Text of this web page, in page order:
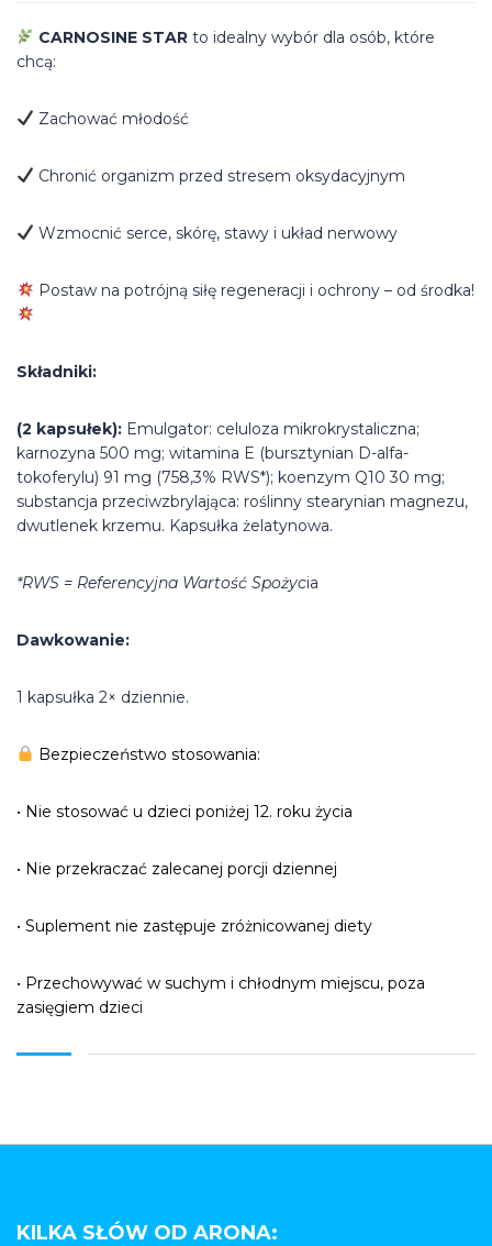
CARNOSINE STARto idealny wybór dla osób, które
chcą:
Zachować młodość
Chronić organizm przed stresem oksydacyjnym
Wzmocnić serce, skórę, stawy i układ nerwowy
Postaw na potrójną siłę regeneracji i ochrony – od środka!
Składniki:
(2 kapsułek): Emulgator: celuloza mikrokrystaliczna;
karnozyna 500 mg; witamina E (bursztynian D-alfa-
tokoferylu) 91 mg (758,3% RWS*); koenzym Q10 30 mg;
substancja przeciwzbrylająca: roślinny stearynian magnezu,
dwutlenek krzemu. Kapsułka żelatynowa.
*RWS = Referencyjna Wartość Spożycia
Dawkowanie:
1 kapsułka 2× dziennie.
Bezpieczeństwo stosowania:
• Nie stosować u dzieci poniżej 12. roku życia
• Nie przekraczać zalecanej porcji dziennej
• Suplement nie zastępuje zróżnicowanej diety
• Przechowywać w suchym i chłodnym miejscu, poza
zasięgiem dzieci
KILKA SŁÓW OD ARONA: